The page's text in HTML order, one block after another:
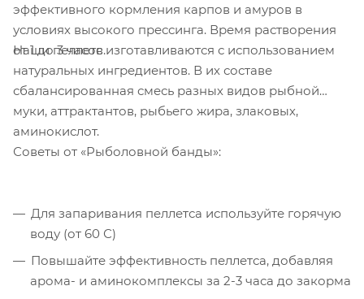
эффективного кормления карпов и амуров в
условиях высокого прессинга. Время растворения
от 1 до 3 часов.
Наши пеллетс изготавливаются с использованием
натуральных ингредиентов. В их составе
сбалансированная смесь разных видов рыбной
муки, аттрактантов, рыбьего жира, злаковых,
аминокислот.
Советы от «Рыболовной банды»:
Для запаривания пеллетса используйте горячую
воду (от 60 С)
Повышайте эффективность пеллетса, добавляя
арома- и аминокомплексы за 2-3 часа до закорма